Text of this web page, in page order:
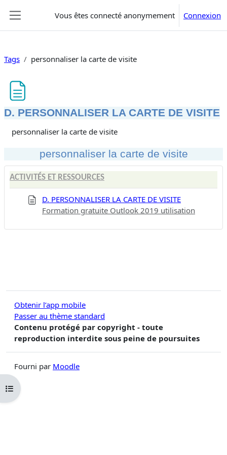
Vous êtes connecté anonymement Connexion
Ouvrir l’index du cours
Tags personnaliser la carte de visite
D. PERSONNALISER LA CARTE DE VISITE
Conditions d’achèvement
personnaliser la carte de visite
personnaliser la carte de visite
ACTIVITÉS ET RESSOURCES
D. PERSONNALISER LA CARTE DE VISITE
Formation gratuite Outlook 2019 utilisation
Obtenir l’app mobile
Passer au thème standard
Contenu protégé par copyright - toute
reproduction interdite sous peine de poursuites
Fourni par Moodle